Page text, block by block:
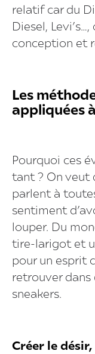
relatif car du
Diesel,
conception et
Les
appliquées
Pourquoi ces
tant ? On veut
parlent à
sentiment
louper. Du
tire-larigot et
pour un esprit
retrouver dans
sneakers.
Créer le